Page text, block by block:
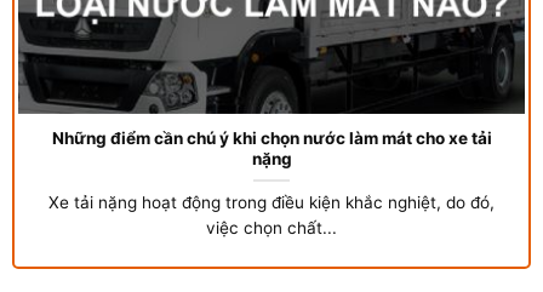
Những điểm cần chú ý khi chọn nước làm mát cho xe tải
nặng
Xe tải nặng hoạt động trong điều kiện khắc nghiệt, do đó,
việc chọn chất...